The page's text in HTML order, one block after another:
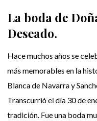
La boda de
Deseado.
Hace muchos años se
más memorables en la
Blanca de Navarra y
Transcurrió el día 30 de
tradición. Fue una boda